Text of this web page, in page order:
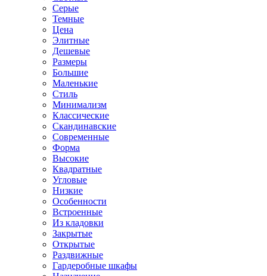
Серые
Темные
Цена
Элитные
Дешевые
Размеры
Большие
Маленькие
Стиль
Минимализм
Классические
Скандинавские
Современные
Форма
Высокие
Квадратные
Угловые
Низкие
Особенности
Встроенные
Из кладовки
Закрытые
Открытые
Раздвижные
Гардеробные шкафы